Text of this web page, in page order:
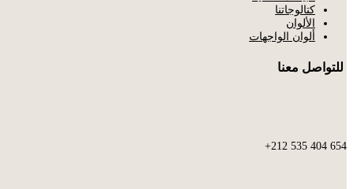
كتالوجاتنا
الألوان
ألوان الواجهات
للتواصل معنا
654 404 535 212+